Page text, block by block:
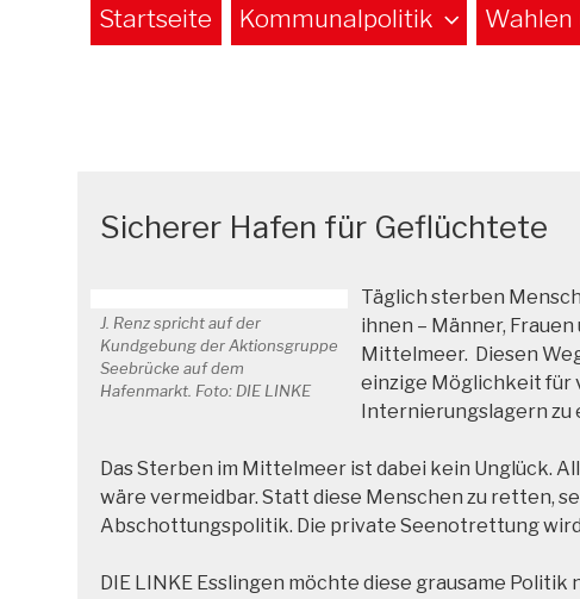
Startseite Kommunalpolitik Wahlen
Sicherer Hafen für Geflüchtete
J. Renz spricht auf der
Kundgebung der Aktionsgruppe
Seebrücke auf dem
Hafenmarkt. Foto: DIE LINKE
Täglich sterben
ihnen – Männer,
Mittelmeer. Diesen
einzige Möglichkeit für
Internierungslagern zu
Das Sterben im Mittelmeer ist dabei kein Unglück.
wäre vermeidbar. Statt diese Menschen zu retten,
Abschottungspolitik. Die private Seenotrettung
DIE LINKE Esslingen möchte diese grausame